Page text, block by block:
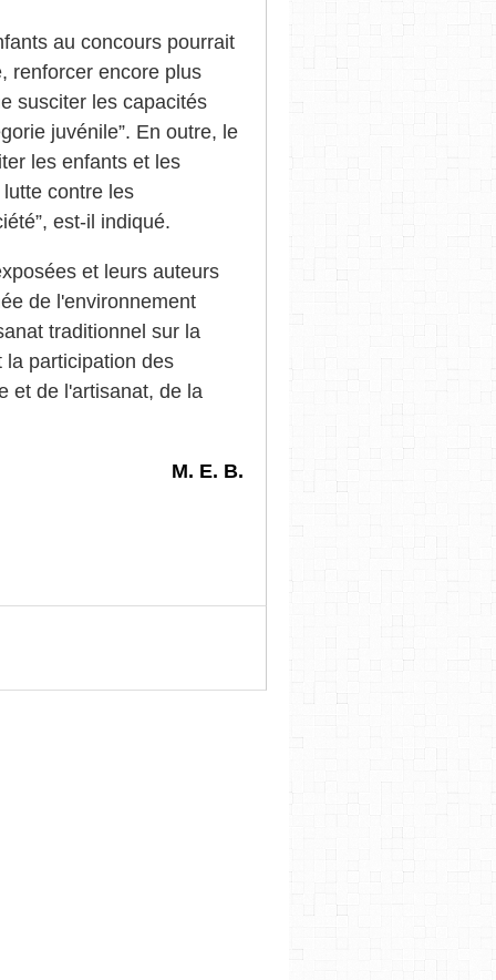
au concours pourrait
renforcer encore plus
susciter les capacités
juvénile”. En outre, le
les enfants et les
contre les
est-il indiqué.
et leurs auteurs
de l'environnement
traditionnel sur la
la participation des
et de l'artisanat, de la
M. E. B.